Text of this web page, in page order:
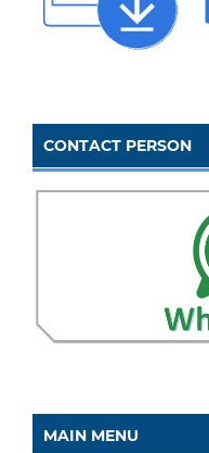
CONTACT PERSON
MAIN MENU